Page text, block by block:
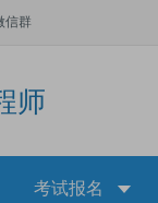
信群
师
考试报名